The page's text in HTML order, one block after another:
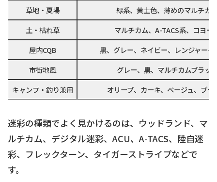
草地・夏場
緑系、黄土色、薄めのマルチカ
土・枯れ草
マルチカム、A-TACS系、コヨー
屋内CQB
黒、グレー、ネイビー、レンジャーグ
市街地風
グレー、黒、マルチカムブラッ
キャンプ・釣り兼用
オリーブ、カーキ、ベージュ、ブラ
迷彩の種類でよく見かけるのは、ウッドランド、マ
ルチカム、デジタル迷彩、ACU、A-TACS、陸自迷
彩、フレックターン、タイガーストライプなどで
す。